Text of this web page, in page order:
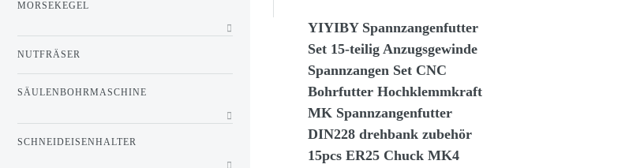
YIYIBY Spannzangenfutter
Set 15-teilig Anzugsgewinde
Spannzangen Set CNC
Bohrfutter Hochklemmkraft
MK Spannzangenfutter
DIN228 drehbank zubehör
15pcs ER25 Chuck MK4
MORSEKEGEL
NUTFRÄSER
SÄULENBOHRMASCHINE
SCHNEIDEISENHALTER